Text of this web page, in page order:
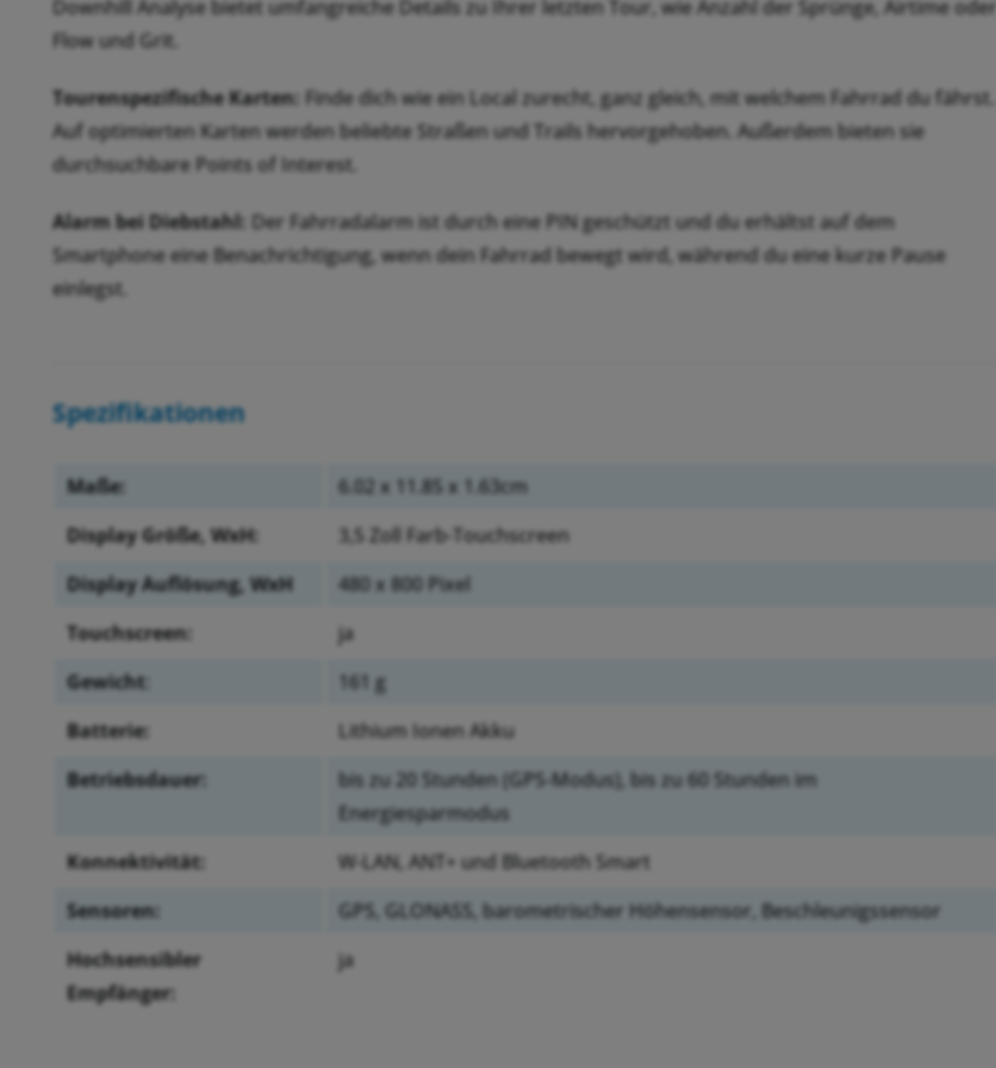
Downhill Analyse bietet umfangreiche Details zu Ihrer letzten Tour, wie Anzahl der Sprünge, Airtime oder
Flow und Grit.
Tourenspezifische Karten: Finde dich wie ein Local zurecht, ganz gleich, mit welchem Fahrrad du fährst.
Auf optimierten Karten werden beliebte Straßen und Trails hervorgehoben. Außerdem bieten sie
durchsuchbare Points of Interest.
Alarm bei Diebstahl:
Der Fahrradalarm ist durch eine PIN geschützt und du erhältst auf dem
Smartphone eine Benachrichtigung, wenn dein Fahrrad bewegt wird, während du eine kurze Pause
einlegst.
Spezifikationen
Maße:
6.02 x 11.85 x 1.63cm
Display Größe, WxH:
3,5 Zoll Farb-Touchscreen
Display Auflösung, WxH
480 x 800 Pixel
Touchscreen:
ja
Gewicht
161 g
Batterie:
Lithium Ionen Akku
Betriebsdauer:
bis zu 20 Stunden (GPS-Modus), bis zu 60 Stunden im
Energiesparmodus
Konnektivität:
W-LAN, ANT+ und Bluetooth Smart
Sensoren:
GPS, GLONASS, barometrischer Höhensensor, Beschleunigssensor
Hochsensibler
Empfänger:
ja